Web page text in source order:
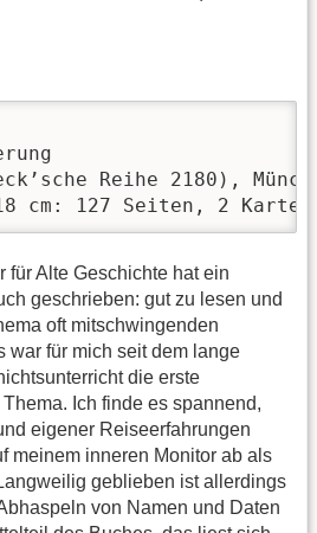
Reihe 2180),
cm: 127 Seiten, 2
für Alte Geschichte hat ein
geschrieben: gut zu lesen und
oft mitschwingenden
war für mich seit dem lange
die erste
Ich finde es spannend,
eigener Reiseerfahrungen
meinem inneren Monitor ab als
geblieben ist allerdings
von Namen und Daten